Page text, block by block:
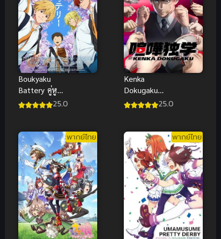
Boukyaku
Battery คู่หู
เบสบอล ซับ25.0
Kenka
Dokugaku
(Viral Hit) นัก
25.0
พากย์ไทย พากย์ไทย